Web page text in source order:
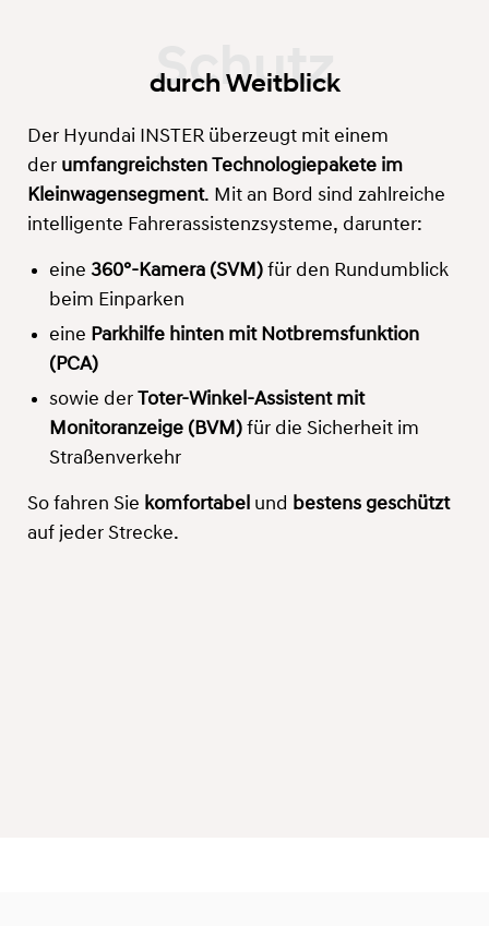
durch Weitblick
Der Hyundai INSTER überzeugt mit einem
der umfangreichsten Technologiepakete im
Kleinwagensegment. Mit an Bord sind zahlreiche
intelligente Fahrerassistenzsysteme, darunter:
eine 360°-Kamera (SVM) für den Rundumblick
beim Einparken
eine Parkhilfe hinten mit Notbremsfunktion
(PCA)
sowie der Toter-Winkel-Assistent mit
Monitoranzeige (BVM) für die Sicherheit im
Straßenverkehr
So fahren Sie komfortabel und bestens geschützt
auf jeder Strecke.